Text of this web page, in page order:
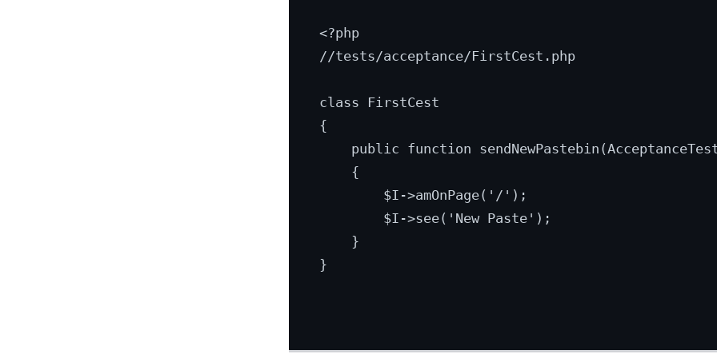
<?php
//tests/acceptance/FirstCest.php
class FirstCest
{
public function
    {
        $I->amOnPage('/');
        $I->see('New Paste');
    }
}